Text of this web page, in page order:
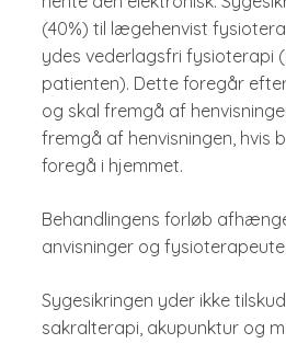
(40%) til lægehenvist
ydes vederlagsfri fysioterapi
patienten). Dette foregår
og skal fremgå af
fremgå af henvisningen, hvis
foregå i hjemmet.
Behandlingens forløb
anvisninger og
Sygesikringen yder ikke
sakralterapi, akupunktur og